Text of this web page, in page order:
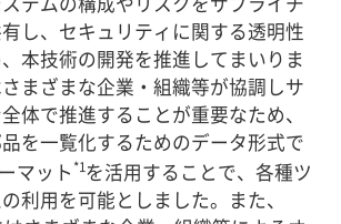
し、セキュリティに関する透明性
本技術の開発を推進してまいりま
まざまな企業・組織等が協調しサ
体で推進することが重要なため、
を一覧化するためのデータ形式で
マット *1を活用することで、各種ツ
利用を可能としました。また、